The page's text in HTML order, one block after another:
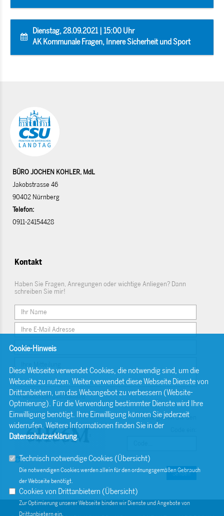
Dienstag, 28.09.2021 | 15:00 Uhr
AK Kommunale Fragen, Innere Sicherheit und Sport
BÜRO JOCHEN KOHLER, MdL
Jakobstrasse 46
90402 Nürnberg
Telefon:
0911-24154428
Kontakt
Haben Sie Fragen, Anregungen oder wichtige Anliegen? Dann
schreiben Sie mir!
Einwilligungserklärung
Bitte geben Sie den
Senden
Cookie-Hinweis
Diese Webseite verwendet Cookies, die notwendig sind, um die
Webseite zu nutzen. Weiter verwendet diese Webseite Dienste von
Drittanbietern, um das Webangebot zu verbessern (Website-
Optmierung). Für die Verwendung bestimmter Dienste wird Ihre
Einwilligung benötigt. Ihre Einwilligung können Sie jederzeit
widerrufen. Weitere Informationen finden Sie in der
Datenschutzerklärung.
Technisch notwendige Cookies (Übersicht)
Die notwendigen Cookies werden allein für den ordnungsgemäßen Gebrauch
der Webseite benötigt.
Cookies von Drittanbietern (Übersicht)
Zur Optimierung unserer Webseite binden wir Dienste und Angebote von
Drittanbietern ein.